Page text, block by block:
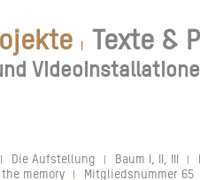
| Texte &
Die Aufstellung | Baum I, II, III |
memory | Mitgliedsnummer 65